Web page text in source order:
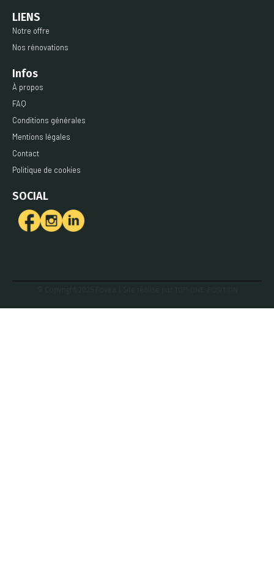
LIENS
Notre offre
Nos rénovations
Infos
À propos
FAQ
Conditions générales
Mentions légales
Contact
Politique de cookies
SOCIAL